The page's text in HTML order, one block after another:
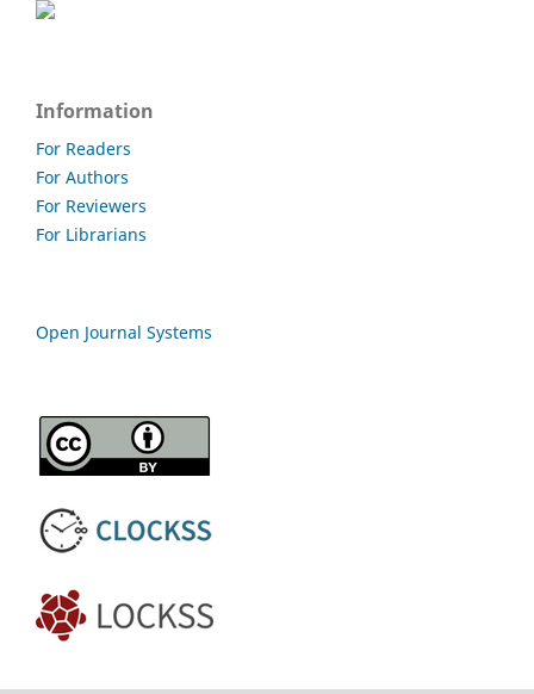
Information
For Readers
For Authors
For Reviewers
For Librarians
Open Journal Systems